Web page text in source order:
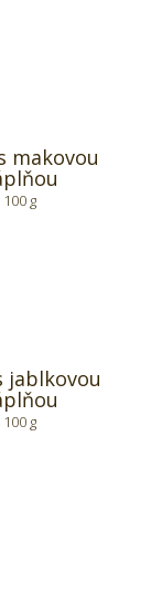
makovou
100 g
jablkovou
100 g